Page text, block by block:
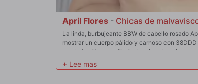
April Flores - Chicas de
La linda, burbujeante BBW de cabello rosado
mostrar un cuerpo pálido y carnoso con
masturbación en solitario, te mira a los ojos,
ordena que le chupes los pezones y ella misma
lame el sudor bajo sus enormes melones y